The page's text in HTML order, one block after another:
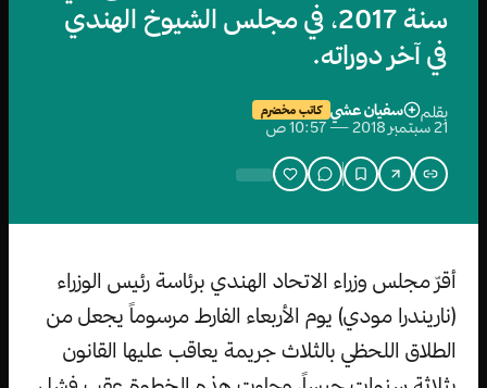
سنة 2017، في مجلس الشيوخ الهندي
في آخر دوراته.
بقلم سفيان عشي كاتب مخضرم
21 سبتمبر 2018 — 10:57 ص
أقرّ مجلس وزراء الاتحاد الهندي برئاسة رئيس الوزراء
(ناريندرا مودي) يوم الأربعاء الفارط مرسوماً يجعل من
الطلاق اللحظي بالثلاث جريمة يعاقب عليها القانون